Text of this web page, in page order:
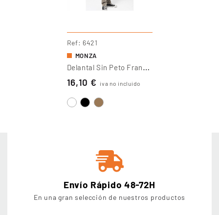
Ref 6421
MONZA
D
Elantal Sin Peto Francés
16,10 € iva no incluido
Envío Rápido 48-72H
En una gran selección de nuestros productos